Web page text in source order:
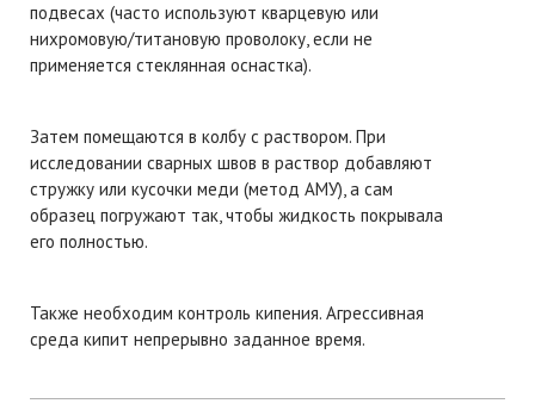
подвесах (часто используют кварцевую или
нихромовую/титановую проволоку, если не
применяется стеклянная оснастка).
Затем помещаются в колбу с раствором. При
исследовании сварных швов в раствор добавляют
стружку или кусочки меди (метод АМУ), а сам
образец погружают так, чтобы жидкость покрывала
его полностью.
Также необходим контроль кипения. Агрессивная
среда кипит непрерывно заданное время.